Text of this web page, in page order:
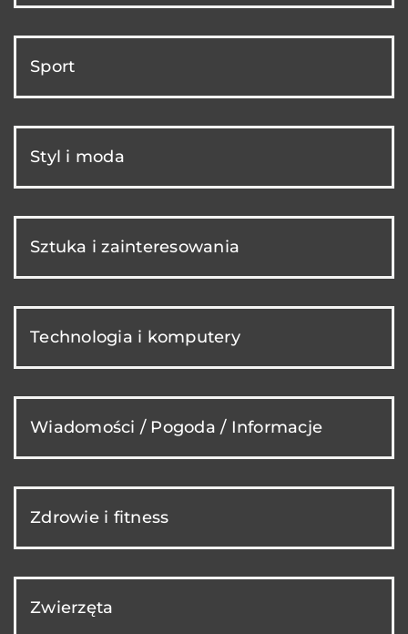
Sport
Styl i moda
Sztuka i zainteresowania
Technologia i komputery
Wiadomości / Pogoda / Informacje
Zdrowie i fitness
Zwierzęta